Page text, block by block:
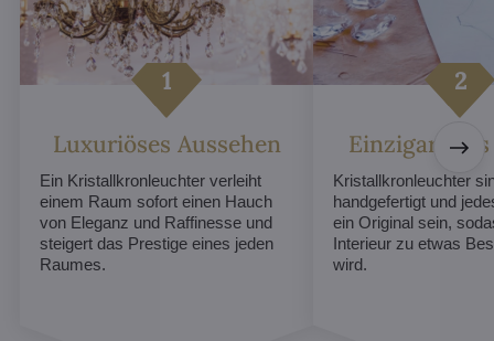
Luxuriöses Aussehen
Ein Kristallkronleuchter verleiht
einem Raum sofort einen Hauch
von Eleganz und Raffinesse und
steigert das Prestige eines jeden
Raumes.
Kristallkronleuchter
handgefertigt und
ein Original sein,
Interieur zu etwas
wird.